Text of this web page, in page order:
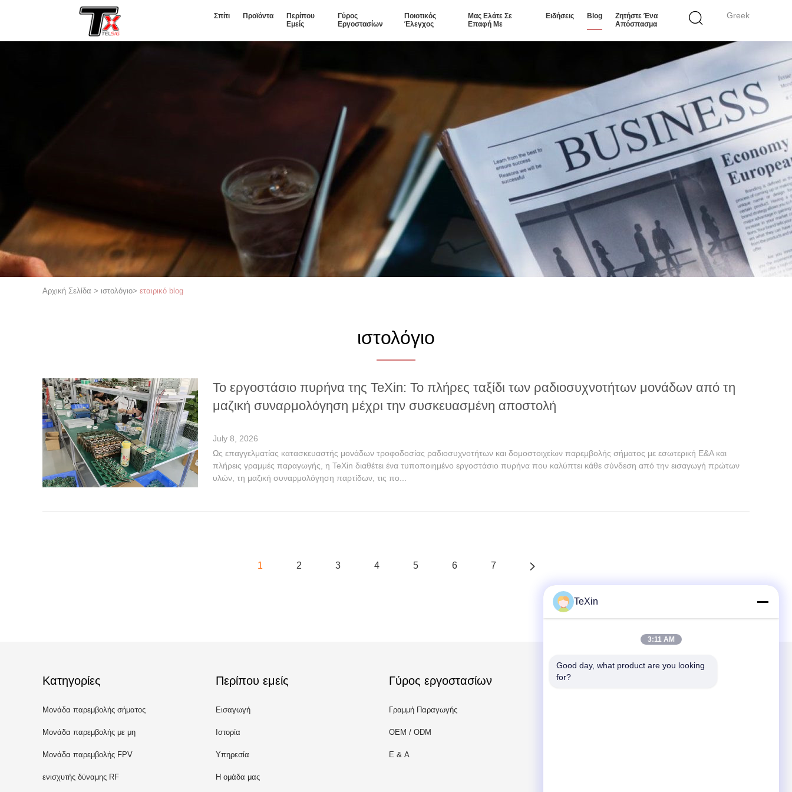
Greek
Σπίτι Προϊόντα
Περίπου
Εμείς
Γύρος
Εργοστασίων
Ποιοτικός
Έλεγχος
Μας Ελάτε Σε
Επαφή Με
Ειδήσεις Blog
Ζητήστε Ένα
Απόσπασμα
Αρχική Σελίδα > ιστολόγιο> εταιρικό blog
ιστολόγιο
Το εργοστάσιο πυρήνα της TeXin: Το πλήρες ταξίδι των ραδιοσυχνοτήτων μονάδων από τη
μαζική συναρμολόγηση μέχρι την συσκευασμένη αποστολή
July 8, 2026
Ως επαγγελματίας κατασκευαστής μονάδων τροφοδοσίας ραδιοσυχνοτήτων και δομοστοιχείων παρεμβολής σήματος με εσωτερική Ε&Α και
πλήρεις γραμμές παραγωγής, η TeXin διαθέτει ένα τυποποιημένο εργοστάσιο πυρήνα που καλύπτει κάθε σύνδεση από την εισαγωγή πρώτων
υλών, τη μαζική συναρμολόγηση παρτίδων, τις πο...
1 2 3 4 5 6 7
Κατηγορίες
Μονάδα παρεμβολής σήματος
Μονάδα παρεμβολής με μη
επανδρωμένο αεροσκάφος
Μονάδα παρεμβολής FPV
ενισχυτής δύναμης RF
Περίπου εμείς
Εισαγωγή
Ιστορία
Υπηρεσία
Η ομάδα μας
Γύρος εργοστασίων
Γραμμή Παραγωγής
OEM / ODM
Ε & Α
Στείλτε μας μήνυμα
TeXin
3:11 AM
Good day, what product are you looking
for?